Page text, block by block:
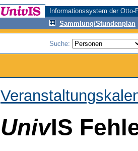
Informationssystem der
Sammlung/Stundenplan
Suche:
UnivIS